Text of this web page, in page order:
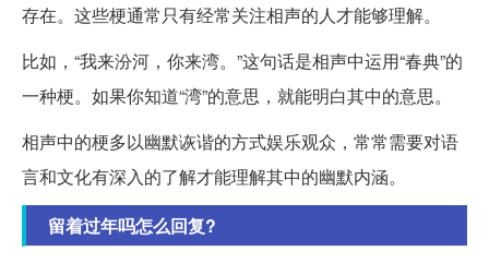
存在。这些梗通常只有经常关注相声的人才能够理解。
比如，“我来汾河，你来湾。”这句话是相声中运用“春典”的
一种梗。如果你知道“湾”的意思，就能明白其中的意思。
相声中的梗多以幽默诙谐的方式娱乐观众，常常需要对语
言和文化有深入的了解才能理解其中的幽默内涵。
留着过年吗怎么回复?